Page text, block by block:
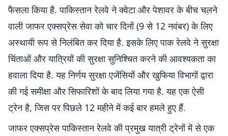
फैसला किया है. पाकिस्तान रेलवे ने क्वेटा और पेशावर के बीच चलने
वाली जाफर एक्सप्रेस सेवा को चार दिनों (9 से 12 नवंबर) के लिए
अस्थायी रूप से निलंबित कर दिया है. इसके लिए पाक रेलवे ने सुरक्षा
चिंताओं और यात्रियों की सुरक्षा सुनिश्चित करने की आवश्यकता का
हवाला दिया है. यह निर्णय सुरक्षा एजेंसियों और खुफिया विभागों द्वारा
की गई समीक्षा और सिफारिशों के बाद लिया गया है. यह एक ऐसी
ट्रेन है, जिस पर पिछले 12 महीने में कई बार हमले हुए हैं.
जाफर एक्सप्रेस पाकिस्तान रेलवे की प्रमुख यात्री ट्रेनों में से एक